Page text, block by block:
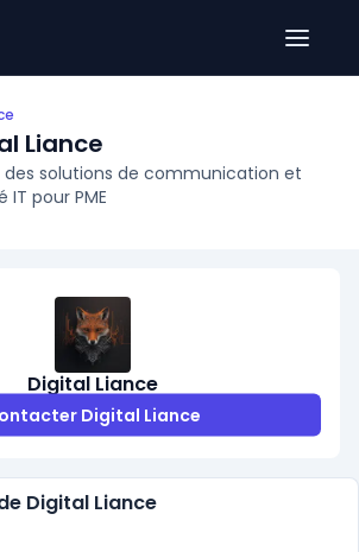
Liance
des solutions de communication et
IT pour PME
Digital Liance
Digital Liance
Digital Liance